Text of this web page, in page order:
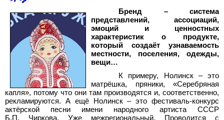
Бренд
– система
представлений, ассоциаций,
эмоций и ценностных
характеристик о продукте,
который создаёт узнаваемость
местности, поселения, одежды,
вещи…
К примеру, Нолинск
– это
матрёшка, пряники, «Серебряная
капля», потому что они там производятся и, соответственно,
рекламируются. А ещё Нолинск – это фестиваль-конкурс
актёрской песни имени народного артиста СССР
Б.П.
Чиркова. Уже межрегиональный. Проводится с